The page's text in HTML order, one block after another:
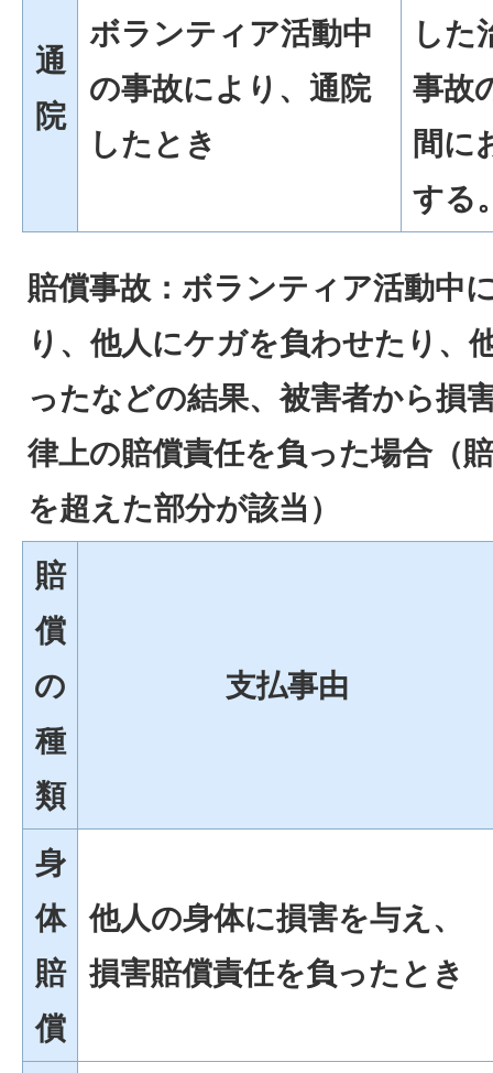
通
院
ボランティア活動中
の事故により、通院
したとき
した
事故
間に
する
賠償事故：ボランティア活動中
り、他人にケガを負わせたり、
ったなどの結果、被害者から損
律上の賠償責任を負った場合（
を超えた部分が該当）
賠
償
の
種
類
支払事由
身
体
賠
償
他人の身体に損害を与え、
損害賠償責任を負ったとき